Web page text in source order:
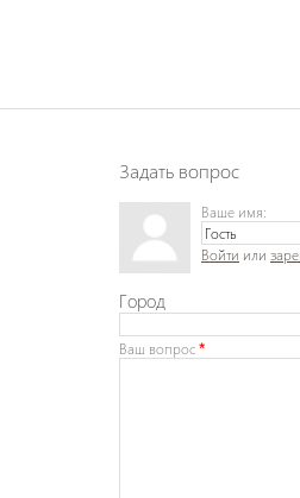
Задать вопрос
Ваше имя:
Войти или
Город
Ваш вопрос*